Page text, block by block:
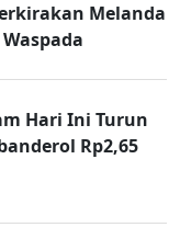
Melanda
Hari Ini Turun
Rp2,65